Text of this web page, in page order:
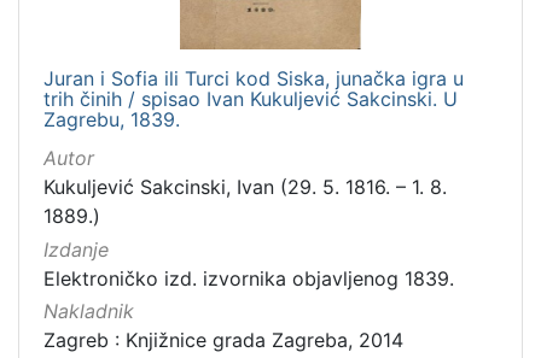
Juran i Sofia ili Turci kod Siska, junačka igra u
trih činih / spisao Ivan Kukuljević Sakcinski. U
Zagrebu, 1839.
Autor
Kukuljević Sakcinski, Ivan (29. 5. 1816. – 1. 8.
1889.)
Izdanje
Elektroničko izd. izvornika objavljenog 1839.
Nakladnik
Zagreb : Knjižnice grada Zagreba, 2014